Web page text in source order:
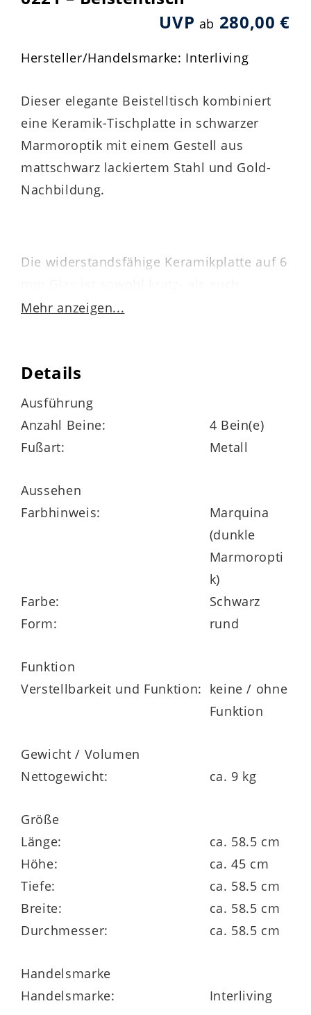
UVP ab 280,00 €
Hersteller/Handelsmarke: Interliving
Dieser elegante Beistelltisch kombiniert
eine Keramik-Tischplatte in schwarzer
Marmoroptik mit einem Gestell aus
mattschwarz lackiertem Stahl und Gold-
Nachbildung.
Die widerstandsfähige Keramikplatte auf 6
stoßfest, was für eine lange Lebensdauer
Mit ca. 59 cm Durchmesser und ca. 45 cm
Garnituren mit niedriger Sitzhöhe eine
gute Figur.
Ausführungen und drei Größen erhältlich,
sodass sie sich perfekt an Ihre
Der Hersteller gewährt zudem eine
Herstellergarantie von fünf Jahren.
Dieser Coffe Table ist die perfekte
und bietet sowohl Funktionalität als auch
ästhetischen Reiz.
Mehr anzeigen...
Details
Ausführung
Anzahl Beine:
4 Bein(e)
Fußart:
Metall
Aussehen
Farbhinweis:
Marquina
(dunkle
Marmoropti
k)
Farbe:
Schwarz
Form:
rund
Funktion
Verstellbarkeit und Funktion: keine / ohne
Funktion
Gewicht / Volumen
Nettogewicht:
ca. 9 kg
Größe
Länge:
ca. 58.5 cm
Höhe:
ca. 45 cm
Tiefe:
ca. 58.5 cm
Breite:
ca. 58.5 cm
Durchmesser:
ca. 58.5 cm
Handelsmarke
Handelsmarke:
Interliving